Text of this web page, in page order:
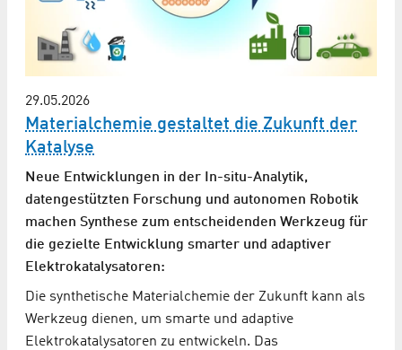
29.05.2026
Materialchemie gestaltet die Zukunft der
Katalyse
Neue Entwicklungen in der In-situ-Analytik,
datengestützten Forschung und autonomen Robotik
machen Synthese zum entscheidenden Werkzeug für
die gezielte Entwicklung smarter und adaptiver
Elektrokatalysatoren:
Die synthetische Materialchemie der Zukunft kann als
Werkzeug dienen, um smarte und adaptive
Elektrokatalysatoren zu entwickeln. Das